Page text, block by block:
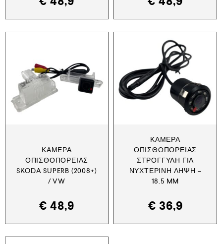
ΚΆΜΕΡΑ
ΟΠΙΣΘΟΠΟΡΕΊΑΣ
SKODA SUPERB (2008+)
/ VW
€ 48,9
ΚΆΜΕΡΑ
ΟΠΙΣΘΟΠΟΡΕΊΑΣ
ΣΤΡΌΓΓΥΛΗ ΓΙΑ
ΝΥΧΤΕΡΙΝΉ ΛΉΨΗ –
18.5 MM
€ 36,9